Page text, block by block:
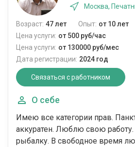
Москва,
Возраст: 47 лет Опыт: от 10 лет
Цена услуги: от 500 руб/час
Цена услуги: от 130000 руб/мес
Дата регистрации: 2024 год
Связаться с работником
О себе
Имею все категории прав.
аккуратен. Люблю свою
рыбалку. В свободное время